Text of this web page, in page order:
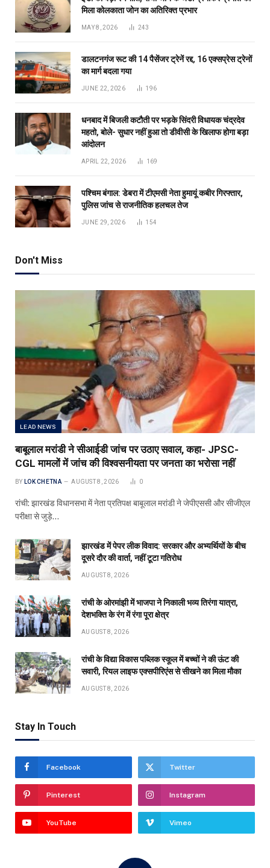
मिला कोलकाता जोन का अतिरिक्त प्रभार
MAY 8, 2026 243
डालटनगंज रूट की 14 पैसेंजर ट्रेनें रद्द, 16 एक्सप्रेस ट्रेनों
का मार्ग बदला गया
JUNE 22, 2026 196
धनबाद में बिजली कटौती पर भड़के सिंदरी विधायक चंद्रदेव
महतो, बोले- सुधार नहीं हुआ तो डीवीसी के खिलाफ होगा बड़ा
आंदोलन
APRIL 22, 2026 169
पश्चिम बंगाल: डेबरा में टीएमसी नेता हुमायूं कबीर गिरफ्तार,
पुलिस जांच से राजनीतिक हलचल तेज
JUNE 29, 2026 154
Don't Miss
LEAD NEWS
बाबूलाल मरांडी ने सीआईडी जांच पर उठाए सवाल, कहा- JPSC-
CGL मामलों में जांच की विश्वसनीयता पर जनता का भरोसा नहीं
BY LOK CHETNA AUGUST 8, 2026 0
रांची: झारखंड विधानसभा में नेता प्रतिपक्ष बाबूलाल मरांडी ने जेपीएससी और सीजीएल
परीक्षा से जुड़े…
झारखंड में पेपर लीक विवाद: सरकार और अभ्यर्थियों के बीच
दूसरे दौर की वार्ता, नहीं टूटा गतिरोध
AUGUST 8, 2026
रांची के ओरमांझी में भाजपा ने निकाली भव्य तिरंगा यात्रा,
देशभक्ति के रंग में रंगा पूरा क्षेत्र
AUGUST 8, 2026
रांची के विद्या विकास पब्लिक स्कूल में बच्चों ने की ऊंट की
सवारी, रियल लाइफ एक्सपीरिएंस से सीखने का मिला मौका
AUGUST 8, 2026
Stay In Touch
Facebook Twitter
Pinterest Instagram
YouTube Vimeo